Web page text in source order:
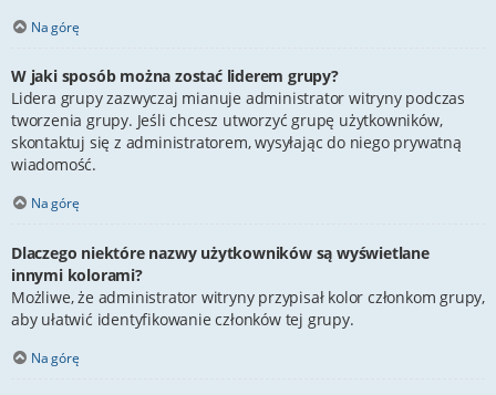
Na górę
W jaki sposób można zostać liderem grupy?
Lidera grupy zazwyczaj mianuje administrator witryny podczas
tworzenia grupy. Jeśli chcesz utworzyć grupę użytkowników,
skontaktuj się z administratorem, wysyłając do niego prywatną
wiadomość.
Na górę
Dlaczego niektóre nazwy użytkowników są wyświetlane
innymi kolorami?
Możliwe, że administrator witryny przypisał kolor członkom grupy,
aby ułatwić identyfikowanie członków tej grupy.
Na górę